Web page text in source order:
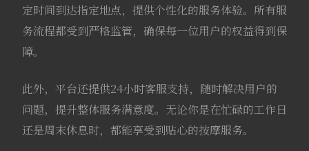
定时间到达指定地点，提供个性化的服务体验。所有服
务流程都受到严格监管，确保每一位用户的权益得到保
障。
此外，平台还提供24小时客服支持，随时解决用户的
问题，提升整体服务满意度。无论你是在忙碌的工作日
还是周末休息时，都能享受到贴心的按摩服务。